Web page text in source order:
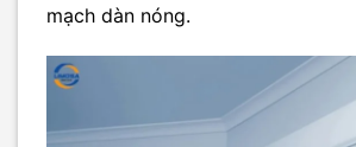
mạch dàn nóng.